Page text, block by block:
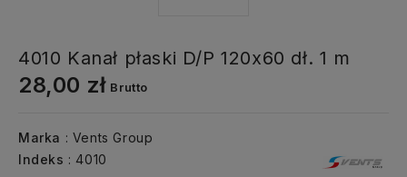
4010 Kanał płaski D/P 120x60 dł. 1 m
28,00 zł Brutto
Marka : Vents Group
Indeks : 4010